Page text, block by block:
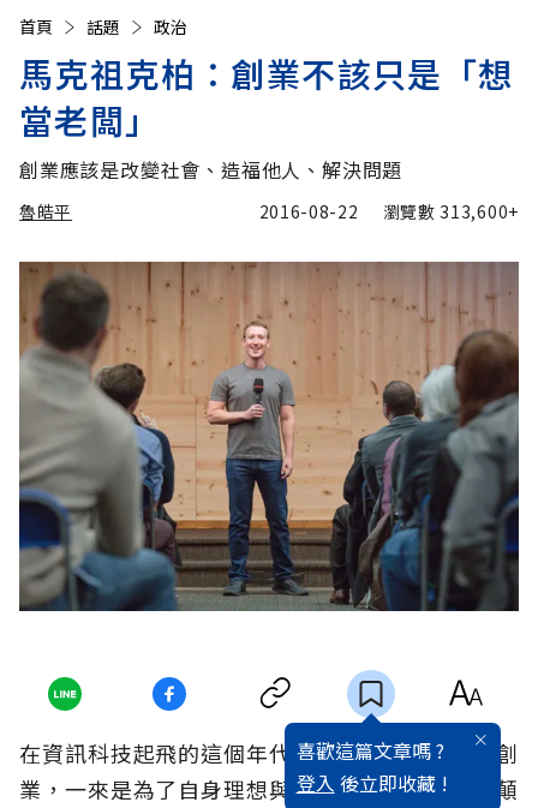
首頁 話題 政治
馬克祖克柏：創業不該只是「想
當老闆」
創業應該是改變社會、造福他人、解決問題
魯皓平 2016-08-22 瀏覽數 313,600+
喜歡這篇文章嗎 ?
登入 後立即收藏 !
在資訊科技起飛的這個年代，愈來愈多青年選擇創
業，一來是為了自身理想與目標打拚，二來是想顛